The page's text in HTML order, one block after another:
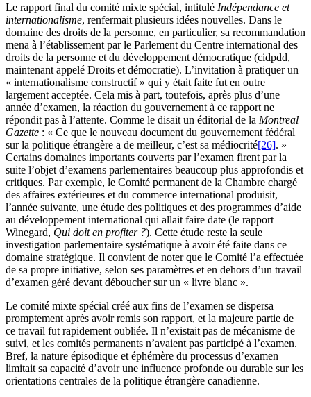
Le rapport final du comité mixte spécial, intitulé Indépendance et
internationalisme, renfermait plusieurs idées nouvelles. Dans le
domaine des droits de la personne, en particulier, sa recommandation
mena à l’établissement par le Parlement du Centre international des
droits de la personne et du développement démocratique (cidpdd,
maintenant appelé Droits et démocratie). L’invitation à pratiquer un
« internationalisme constructif » qui y était faite fut en outre
largement acceptée. Cela mis à part, toutefois, après plus d’une
année d’examen, la réaction du gouvernement à ce rapport ne
répondit pas à l’attente. Comme le disait un éditorial de la Montreal
Gazette : « Ce que le nouveau document du gouvernement fédéral
sur la politique étrangère a de meilleur, c’est sa médiocrité[26]. »
Certains domaines importants couverts par l’examen firent par la
suite l’objet d’examens parlementaires beaucoup plus approfondis et
critiques. Par exemple, le Comité permanent de la Chambre chargé
des affaires extérieures et du commerce international produisit,
l’année suivante, une étude des politiques et des programmes d’aide
au développement international qui allait faire date (le rapport
Winegard, Qui doit en profiter ?). Cette étude reste la seule
investigation parlementaire systématique à avoir été faite dans ce
domaine stratégique. Il convient de noter que le Comité l’a effectuée
de sa propre initiative, selon ses paramètres et en dehors d’un travail
d’examen géré devant déboucher sur un « livre blanc ».
Le comité mixte spécial créé aux fins de l’examen se dispersa
promptement après avoir remis son rapport, et la majeure partie de
ce travail fut rapidement oubliée. Il n’existait pas de mécanisme de
suivi, et les comités permanents n’avaient pas participé à l’examen.
Bref, la nature épisodique et éphémère du processus d’examen
limitait sa capacité d’avoir une influence profonde ou durable sur les
orientations centrales de la politique étrangère canadienne.